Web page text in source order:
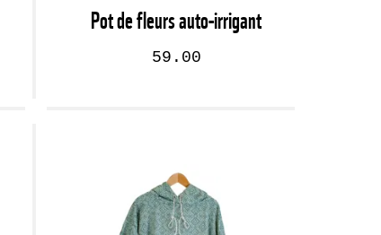
Pot de fleurs auto-irrigant
59.00